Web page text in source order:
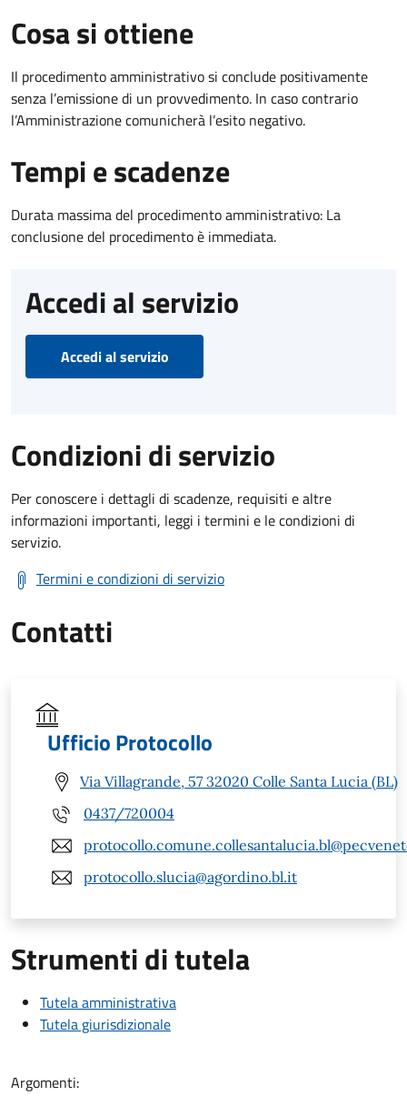
Cosa si ottiene
Il procedimento amministrativo si conclude positivamente
senza l’emissione di un provvedimento. In caso contrario
l’Amministrazione comunicherà l’esito negativo.
Tempi e scadenze
Durata massima del procedimento amministrativo: La
conclusione del procedimento è immediata.
Accedi al servizio
Accedi al servizio
Condizioni di servizio
Per conoscere i dettagli di scadenze, requisiti e altre
informazioni importanti, leggi i termini e le condizioni di
servizio.
Termini e condizioni di servizio
Contatti
Ufficio Protocollo
Via Villagrande, 57 32020 Colle Santa Lucia (BL)
0437/720004
protocollo.slucia@agordino.bl.it
Strumenti di tutela
Tutela amministrativa
Tutela giurisdizionale
Argomenti: